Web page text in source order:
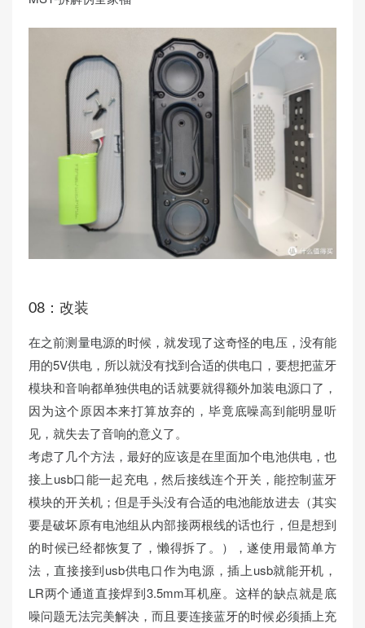
08：改装
在之前测量电源的时候，就发现了这奇怪的电压，没有能
用的5V供电，所以就没有找到合适的供电口，要想把蓝牙
模块和音响都单独供电的话就要就得额外加装电源口了，
因为这个原因本来打算放弃的，毕竟底噪高到能明显听
见，就失去了音响的意义了。
考虑了几个方法，最好的应该是在里面加个电池供电，也
接上usb口能一起充电，然后接线连个开关，能控制蓝牙
模块的开关机；但是手头没有合适的电池能放进去（其实
要是破坏原有电池组从内部接两根线的话也行，但是想到
的时候已经都恢复了，懒得拆了。），遂使用最简单方
法，直接接到usb供电口作为电源，插上usb就能开机，
LR两个通道直接焊到3.5mm耳机座。这样的缺点就是底
噪问题无法完美解决，而且要连接蓝牙的时候必须插上充